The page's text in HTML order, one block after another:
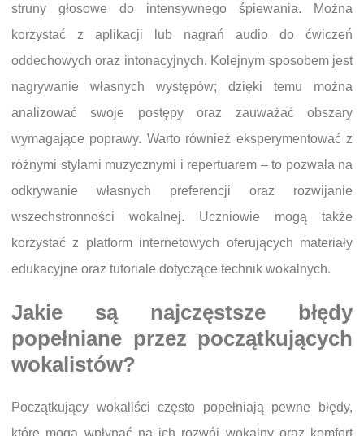
struny głosowe do intensywnego śpiewania. Można
korzystać z aplikacji lub nagrań audio do ćwiczeń
oddechowych oraz intonacyjnych. Kolejnym sposobem jest
nagrywanie własnych występów; dzięki temu można
analizować swoje postępy oraz zauważać obszary
wymagające poprawy. Warto również eksperymentować z
różnymi stylami muzycznymi i repertuarem – to pozwala na
odkrywanie własnych preferencji oraz rozwijanie
wszechstronności wokalnej. Uczniowie mogą także
korzystać z platform internetowych oferujących materiały
edukacyjne oraz tutoriale dotyczące technik wokalnych.
Jakie są najczęstsze błędy
popełniane przez początkujących
wokalistów?
Początkujący wokaliści często popełniają pewne błędy,
które mogą wpłynąć na ich rozwój wokalny oraz komfort